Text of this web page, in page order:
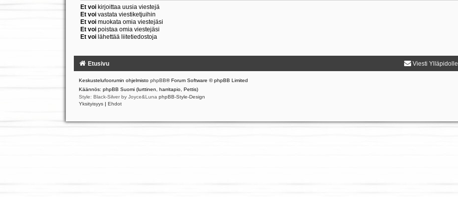
Et voikirjoittaa uusia viestejä
Et voivastata viestiketjuihin
Et voimuokata omia viestejäsi
Et voipoistaa omia viestejäsi
Et voilähettää liitetiedostoja
Etusivu Viesti Ylläpidolle
Keskustelufoorumin ohjelmisto phpBB® Forum Software © phpBB Limited
Käännös: phpBB Suomi (lurttinen, harritapio, Pettis)
Style: Black-Silver by Joyce&Luna phpBB-Style-Design
Yksityisyys
Ehdot